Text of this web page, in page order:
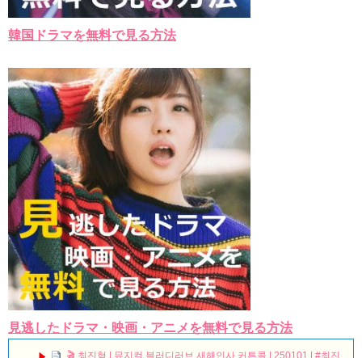
キム・ユジョン、新ドラマ「まず熱く掃除せよ」に出演確
定…“台本を見た瞬間惹かれた” 20180123
幻の王女チャミョンゴ エンディング
[Fan MV]七日の王妃(7일의 왕비)OST – 정기고 (Junggigo) – 그
리고 그려도 (Miss You In My Heart)
俳優カン・ギヨン、突然の熱愛宣言…「キム秘書がなぜそう
か」出演で話題 Big News TV
Powered by livedoor 相互RSS
韓国ドラマを無料で見る方法
見逃したドラマ・映画・アニメを無料で見る方法
🎬 최진혁 | 뮤지컬 블러디러브 새해인사 커튼콜 | 250101 | #최진